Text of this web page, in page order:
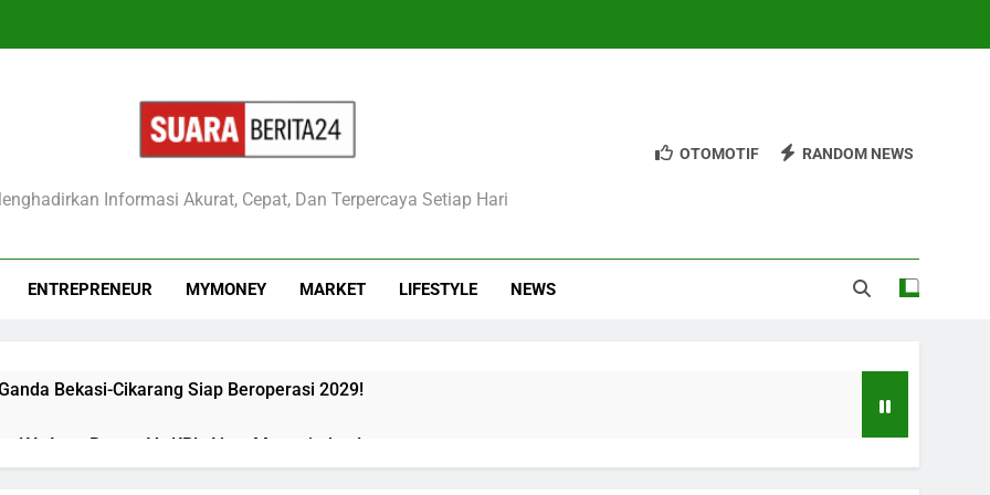
Informasi Akurat, Cepat, Dan Terpercaya Setiap Hari
OTOMOTIF RANDOM NEWS
ENTREPRENEUR MYMONEY MARKET LIFESTYLE NEWS
Bekasi-Cikarang Siap Beroperasi 2029!
KA Argo Bromo Vs KRL Akan Mengejutkan!